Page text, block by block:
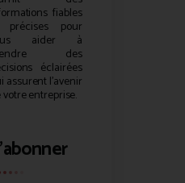
fiables
précises pour
aider à
des
éclairées
assurent l’avenir
votre entreprise.